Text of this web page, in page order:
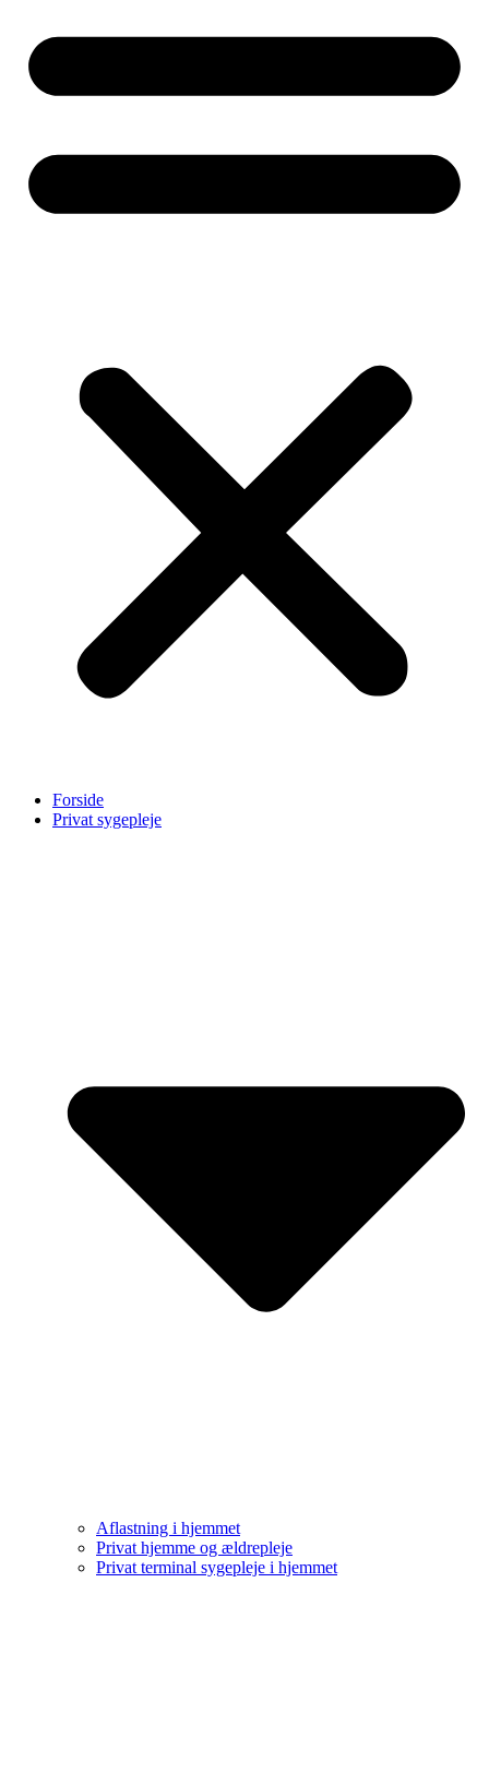
Forside
Privat sygepleje
Aflastning i hjemmet
Privat hjemme og ældrepleje
Privat terminal sygepleje i hjemmet